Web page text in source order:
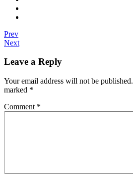
Prev
Next
Leave a Reply
Your email address will not be published.
marked *
Comment *